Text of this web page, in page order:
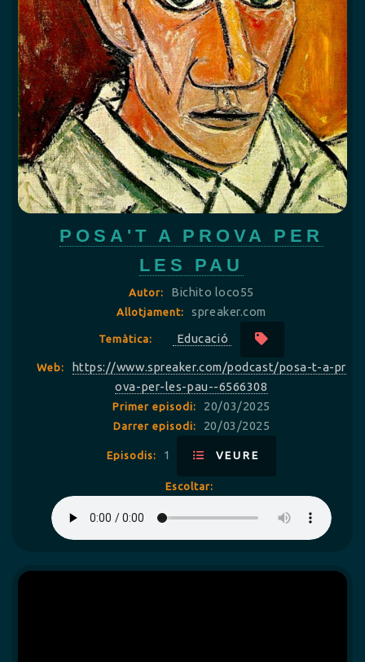
POSA'T A PROVA PER
LES PAU
Autor: Bichito loco55
Allotjament: spreaker.com
Temàtica: Educació
Web:
https://www.spreaker.com/podcast/posa-t-a-pr
ova-per-les-pau--6566308
Primer episodi: 20/03/2025
Darrer episodi: 20/03/2025
Episodis: 1 VEURE
Escoltar: